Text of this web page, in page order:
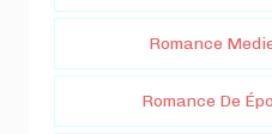
Romance
Romance De